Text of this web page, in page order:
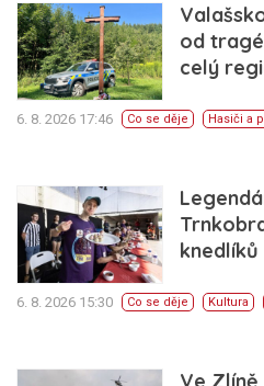
od
celý
6. 8. 2026 17:46 Co se děje Hasiči a
knedlíků
6. 8. 2026 15:30 Co se děje Kultura